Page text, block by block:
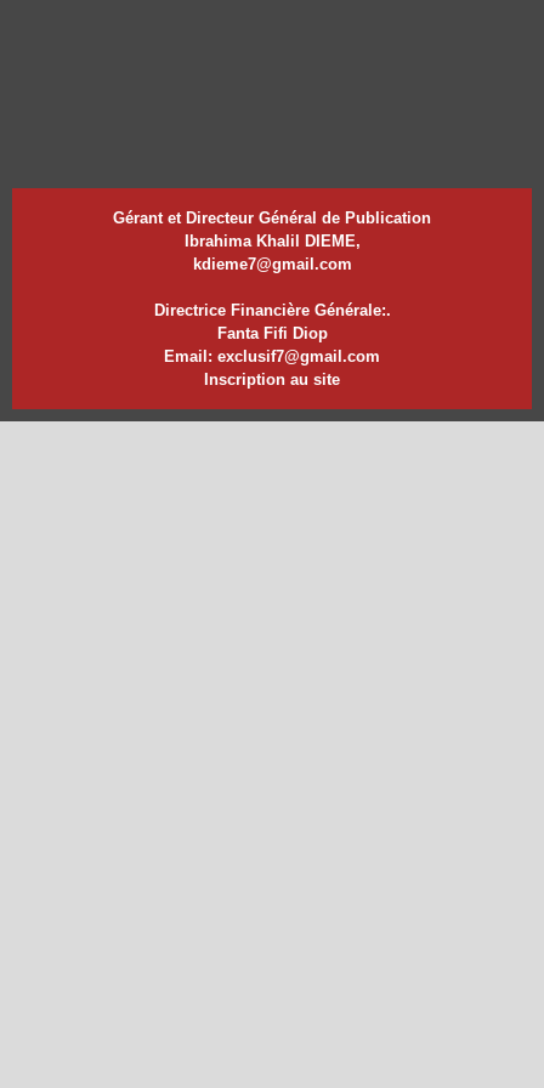
Gérant et Directeur Général de Publication
Ibrahima Khalil DIEME,
kdieme7@gmail.com
Directrice Financière Générale:.
Fanta Fifi Diop
Email: exclusif7@gmail.com
Inscription au site